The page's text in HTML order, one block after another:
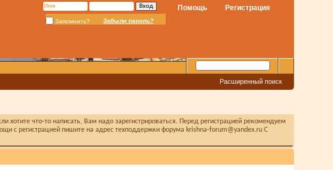
Регистрация
Помощь
Запомнить? Забыли пароль?
Расширенный поиск
что-то написать, Вам надо зарегистрироваться. Перед регистрацией рекомендуем
с регистрацией пишите на адрес техподдержки форума krishna-forum@yandex.ru С